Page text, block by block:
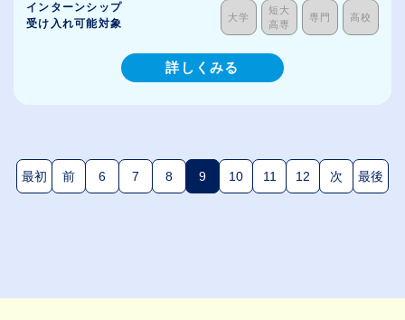
インターンシップ
受け入れ可能対象
大学
短大
高専
専門 高校
詳しくみる
最初 前 6 7 8 9(現在のページ)
10 11 12 次 最後